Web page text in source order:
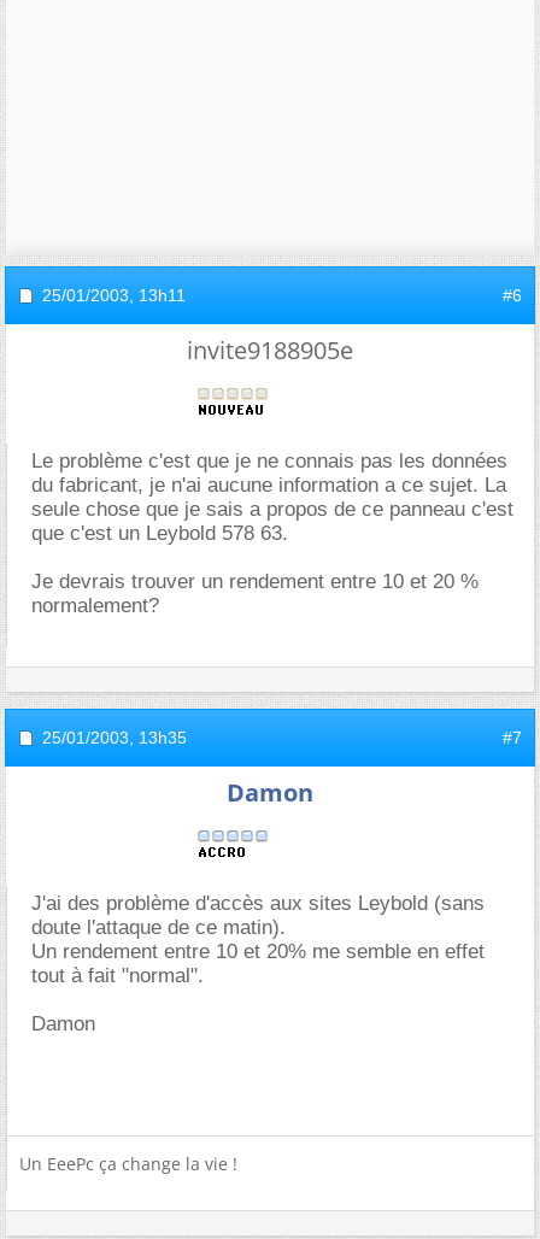
25/01/2003, 13h11 #6
invite9188905e
Le problème c'est que je ne connais pas les données
du fabricant, je n'ai aucune information a ce sujet. La
seule chose que je sais a propos de ce panneau c'est
que c'est un Leybold 578 63.
Je devrais trouver un rendement entre 10 et 20 %
normalement?
25/01/2003, 13h35 #7
Damon
J'ai des problème d'accès aux sites Leybold (sans
doute l'attaque de ce matin).
Un rendement entre 10 et 20% me semble en effet
tout à fait "normal".
Damon
Un EeePc ça change la vie !